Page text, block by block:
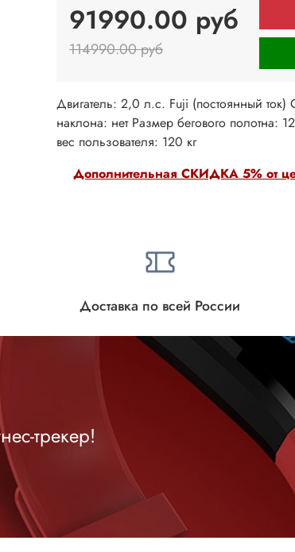
91990.00 руб
114990.00 руб
Дополнительная СКИДКА 5% от
Двигатель: 2,0 л.с. Fuji (постоянный ток)
наклона: нет Размер бегового полотна:
вес пользователя: 120 кг
Доставка по всей России
трекер!